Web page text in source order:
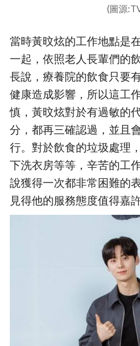
(圖源
當時黃旼炫的工作地點是
一起，依照老人長輩們的
長說，療養院的飲食只要
健康造成影響，所以這工
慎，黃旼炫對於有過敏的
分，都再三確認過，並且
行。對於飲食的垃圾處理
下洗衣房等等，辛苦的工
說獲得一次都非常困難的
見得他的服務態度值得嘉許